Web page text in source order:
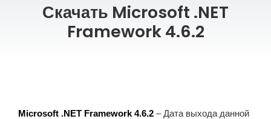
Скачать Microsoft .NET
Framework 4.6.2
Microsoft .NET Framework 4.6.2 – Дата выхода данной